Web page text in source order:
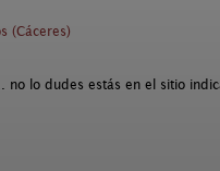
(Cáceres)
no lo dudes estás en el sitio